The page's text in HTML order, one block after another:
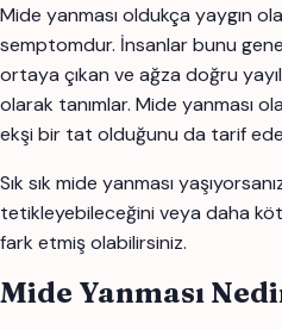
Mide yanması oldukça yaygın
semptomdur. İnsanlar bunu
ortaya çıkan ve ağza doğru
olarak tanımlar. Mide yanması
ekşi bir tat olduğunu da tarif
Sık sık mide yanması
tetikleyebileceğini veya daha
fark etmiş olabilirsiniz.
Mide Yanması